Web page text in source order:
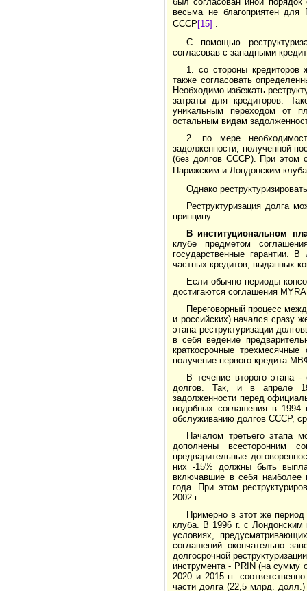
весьма не благоприятен
СССР [15]
С помощью
согласовав с западными
1. со стороны
также согласовать
Необходимо избежать
затраты для кредиторов.
уникальным переходом от
остальным видам
2. по мере
задолженности, полученной
(без долгов СССР). При этом
Парижским и Лондонским
Однако
Реструктуризация долга
принципу.
В институциональном
клубе предметом
государственные гарантии.
частных кредитов, выданных
Если обычно периоды
достигаются соглашения
Переговорный процесс
и российских) на­чался сразу
этапа реструктуризации
в себя ведение
краткосрочные
получение первого кредита
В течение второго этапа
долгов. Так, и в апреле
задолженности перед
подобных соглаше­ния в 1994
обслуживанию долгов СССР,
Началом третьего этапа
дополнены всесторонним
предварительные
них -15% должны быть
включавшие в себя наиболее
года. При этом
2002 г.
Примерно в этот же период
клуба. В 1996 г. с
условиях,
соглашений окончательно
долгосрочной
инструмента - PRIN (на сумму
2020 и 2015 гг.
части долга (22,5 млрд.